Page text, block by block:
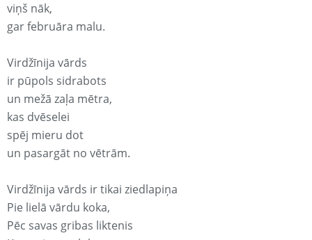
viņš nāk,
gar februāra malu.
Virdžīnija vārds
ir pūpols sidrabots
un mežā zaļa mētra,
kas dvēselei
spēj mieru dot
un pasargāt no vētrām.
Virdžīnija vārds ir tikai ziedlapiņa
Pie lielā vārdu koka,
Pēc savas gribas liktenis